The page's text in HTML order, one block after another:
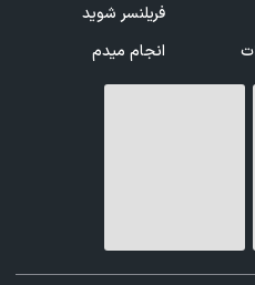
فریلنسر شوید
انجام میدم